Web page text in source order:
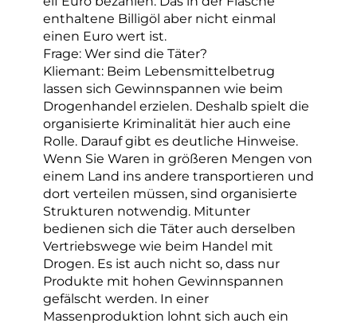
enthaltene Billigöl aber nicht einmal
einen Euro wert ist.
Frage: Wer sind die Täter?
Kliemant: Beim Lebensmittelbetrug
lassen sich Gewinnspannen wie beim
Drogenhandel erzielen. Deshalb spielt die
organisierte Kriminalität hier auch eine
Rolle. Darauf gibt es deutliche Hinweise.
Wenn Sie Waren in größeren Mengen von
einem Land ins andere transportieren und
dort verteilen müssen, sind organisierte
Strukturen notwendig. Mitunter
bedienen sich die Täter auch derselben
Vertriebswege wie beim Handel mit
Drogen. Es ist auch nicht so, dass nur
Produkte mit hohen Gewinnspannen
gefälscht werden. In einer
Massenproduktion lohnt sich auch ein